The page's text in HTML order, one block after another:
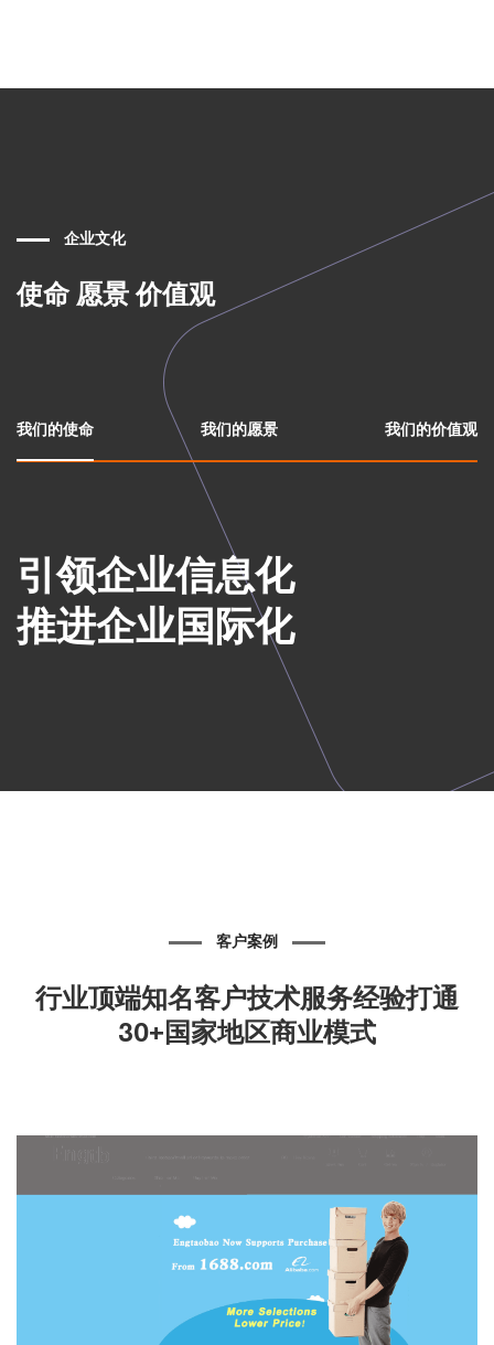
企业文化
使命 愿景 价值观
我们的使命 我们的愿景 我们的价值观
引领企业信息化
推进企业国际化
客户案例
行业顶端知名客户技术服务经验打通
30+国家地区商业模式